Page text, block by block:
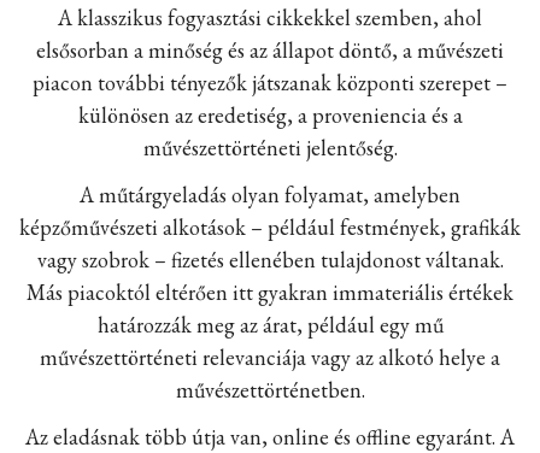
A klasszikus fogyasztási cikkekkel szemben, ahol
elsősorban a minőség és az állapot döntő, a művészeti
piacon további tényezők játszanak központi szerepet –
különösen az eredetiség, a proveniencia és a
művészettörténeti jelentőség.
A műtárgyeladás olyan folyamat, amelyben
képzőművészeti alkotások – például festmények, grafikák
vagy szobrok – fizetés ellenében tulajdonost váltanak.
Más piacoktól eltérően itt gyakran immateriális értékek
határozzák meg az árat, például egy mű
művészettörténeti relevanciája vagy az alkotó helye a
művészettörténetben.
Az eladásnak több útja van, online és offline egyaránt. A